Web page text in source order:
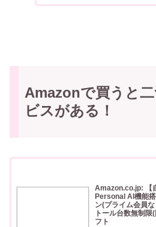
Amazonで買うと
ビスがある！
Amazon.co.jp: 【
Personal AI機能
ン(プライム会員
トール台数無制
フト